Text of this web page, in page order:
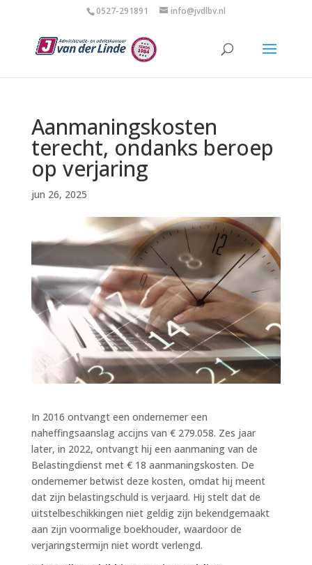
0527-291891 info@jvdlbv.nl
Aanmaningskosten
terecht, ondanks beroep
op verjaring
jun 26, 2025
In 2016 ontvangt een ondernemer een
naheffingsaanslag accijns van € 279.058. Zes jaar
later, in 2022, ontvangt hij een aanmaning van de
Belastingdienst met € 18 aanmaningskosten. De
ondernemer betwist deze kosten, omdat hij meent
dat zijn belastingschuld is verjaard. Hij stelt dat de
uitstelbeschikkingen niet geldig zijn bekendgemaakt
aan zijn voormalige boekhouder, waardoor de
verjaringstermijn niet wordt verlengd.